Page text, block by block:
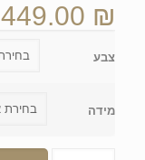
449.00 ₪
צבע
מידה